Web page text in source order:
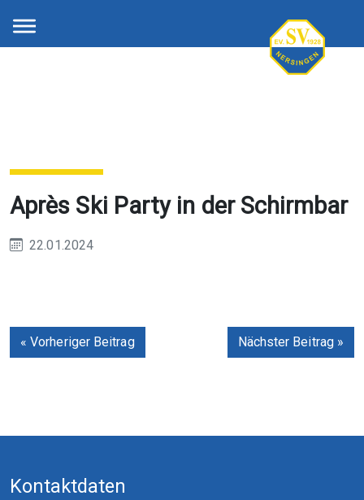
Après Ski Party in der Schirmbar
22.01.2024
« Vorheriger Beitrag Nächster Beitrag »
Kontaktdaten